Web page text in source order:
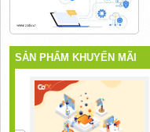
SẢN PHẨM KHUYẾN MÃI